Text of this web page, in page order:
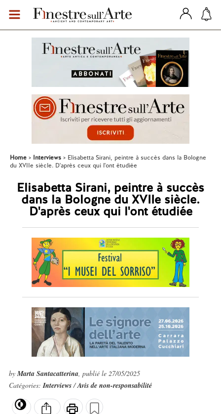
Home Interviews
Elisabetta Sirani, peintre à succès dans la Bologne
du XVIIe siècle. D'après ceux qui l'ont étudiée
Elisabetta Sirani, peintre à succès
dans la Bologne du XVIIe siècle.
D'après ceux qui l'ont étudiée
byMarta Santacatterina, publié le 27/05/2025
Catégories:Interviews/Avis de non-responsabilité